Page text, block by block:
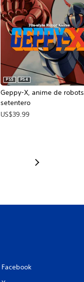
Geppy-X, anime de robots
setentero
PS5 PS4
US$39.99
Facebook